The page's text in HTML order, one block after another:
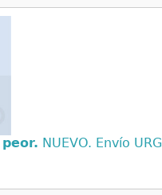
peor. NUEVO. Envío